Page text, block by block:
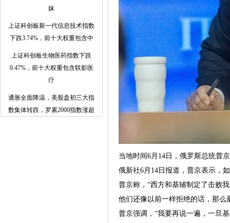
妹
上证科创板新一代信息技术指数
下跌3.74%，前十大权重包含中
上证科创板生物医药指数下跌
0.47%，前十大权重包含联影医
疗
通胀全面降温，美股盘初三大指
数集体转跌，罗素2000指数涨超
当地时间6月14日，俄罗斯总统普
俄新社6月14日报道，普京表示，
普京称，“西方和基辅制定了击败
他们还像以前一样拒绝的话，那么
普京强调，“我要再说一遍，一旦